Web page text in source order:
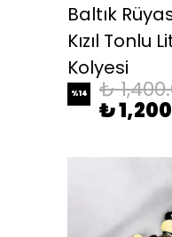
Baltık
Kızıl Tonlu
Kolyesi
%14 ₺
₺